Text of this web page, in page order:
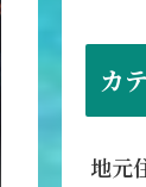
カ
地元